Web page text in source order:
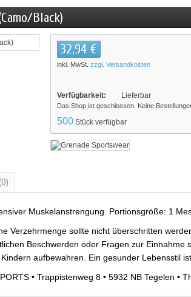
Black)
32,94 €
inkl. MwSt. zzgl. Versandkosten
Verfügbarkeit: Lieferbar
Das Shop ist geschlossen. Keine
500 Stück verfügbar
Muskelanstrengung. Portionsgröße: 1
Verzehrmenge sollte nicht überschritten
Beschwerden oder Fragen zur
aufbewahren. Ein gesunder Lebensstil
• Trappistenweg 8 • 5932 NB Tegelen •